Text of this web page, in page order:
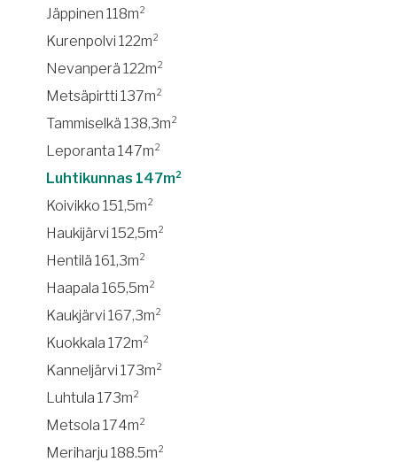
Jäppinen 118m²
Kurenpolvi 122m²
Nevanperä 122m²
Metsäpirtti 137m²
Tammiselkä 138,3m²
Leporanta 147m²
Luhtikunnas 147m²
Koivikko 151,5m²
Haukijärvi 152,5m²
Hentilä 161,3m²
Haapala 165,5m²
Kaukjärvi 167,3m²
Kuokkala 172m²
Kanneljärvi 173m²
Luhtula 173m²
Metsola 174m²
Meriharju 188.5m²